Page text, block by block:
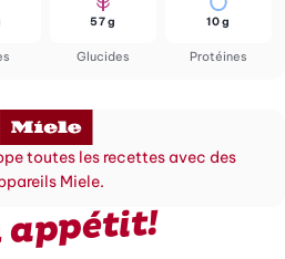
Glucides
57 g
Protéines
10 g
toutes les recettes avec des
Miele.
appétit!